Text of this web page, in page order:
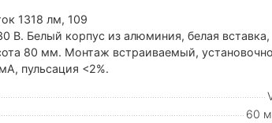
1318 лм, 109
В. Белый корпус из алюминия, белая вставка,
80 мм. Монтаж встраиваемый,
пульсация <2%.
60